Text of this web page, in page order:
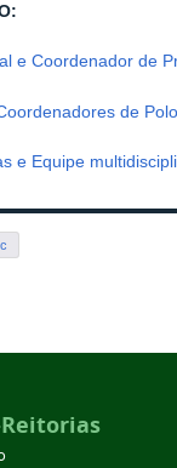
e Coordenador de
de
e Equipe